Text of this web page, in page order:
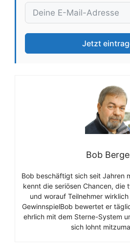
Jetzt
Bob
Bob beschäftigt sich seit Jahren
kennt die seriösen Chancen, die
und worauf Teilnehmer
GewinnspielBob bewertet er
ehrlich mit dem Sterne-System
sich lohnt